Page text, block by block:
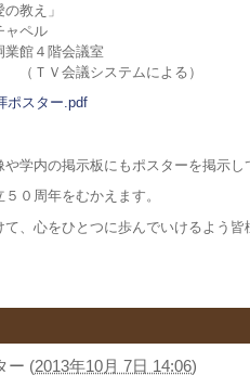
教え」
ペル
４階会議室
システムによる）
ポスター.pdf
や学内の掲示板にもポスターを掲示し
０周年をむかえます。
て、心をひとつに歩んでいけるよう
ー (2013年10月 7日 14:06)